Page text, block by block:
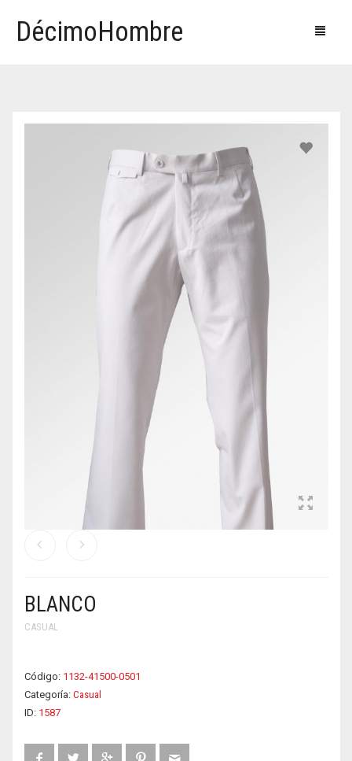
DécimoHombre
BLANCO
CASUAL
Código: 1132-41500-0501
Categoría: Casual
ID: 1587